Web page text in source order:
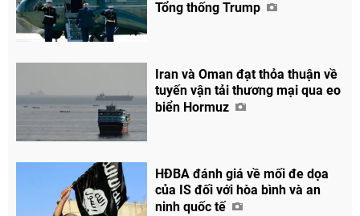
Tổng thống Trump
Iran và Oman đạt thỏa thuận về
tuyến vận tải thương mại qua eo
biển Hormuz
HĐBA đánh giá về mối đe dọa
của IS đối với hòa bình và an
ninh quốc tế